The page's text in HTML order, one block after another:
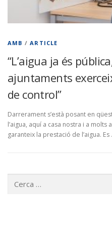
AMB /ARTICLE
“L’aigua ja és
ajuntaments
de control”
Darrerament s’està posant en
l’aigua, aquí a casa nostra i a
garanteix la prestació de l’aigua. Es